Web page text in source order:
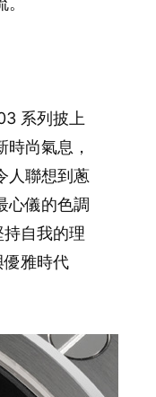
系列披上
尚氣息，
人聯想到蔥
心儀的色調
自我的理
雅時代